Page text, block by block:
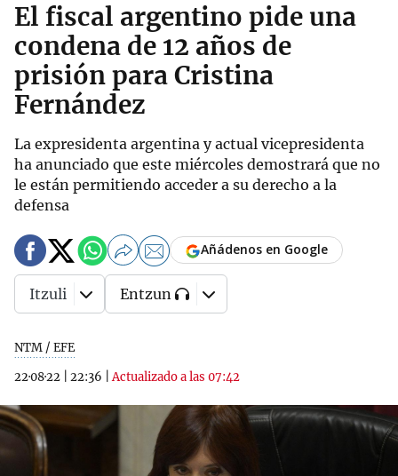
El fiscal argentino pide una
condena de 12 años de
prisión para Cristina
Fernández
La expresidenta argentina y actual vicepresidenta
ha anunciado que este miércoles demostrará que no
le están permitiendo acceder a su derecho a la
defensa
NTM / EFE
22·08·22
22:36 |Actualizado a las 07:42
Añádenos en Google
Itzuli Entzun